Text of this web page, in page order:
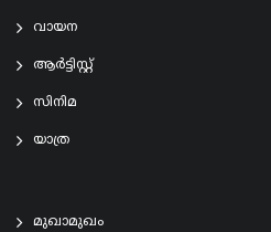
വായന
ആര്‍ട്ടിസ്റ്റ്
സിനിമ
യാത്ര
മുഖാമുഖം